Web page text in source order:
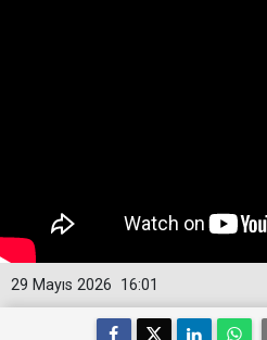
16:01
29 Mayıs 2026